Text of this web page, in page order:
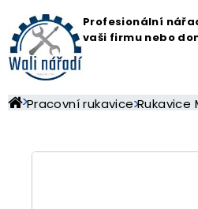
Profesionální
vaši firmu nebo
Pracovní rukavice Rukavice